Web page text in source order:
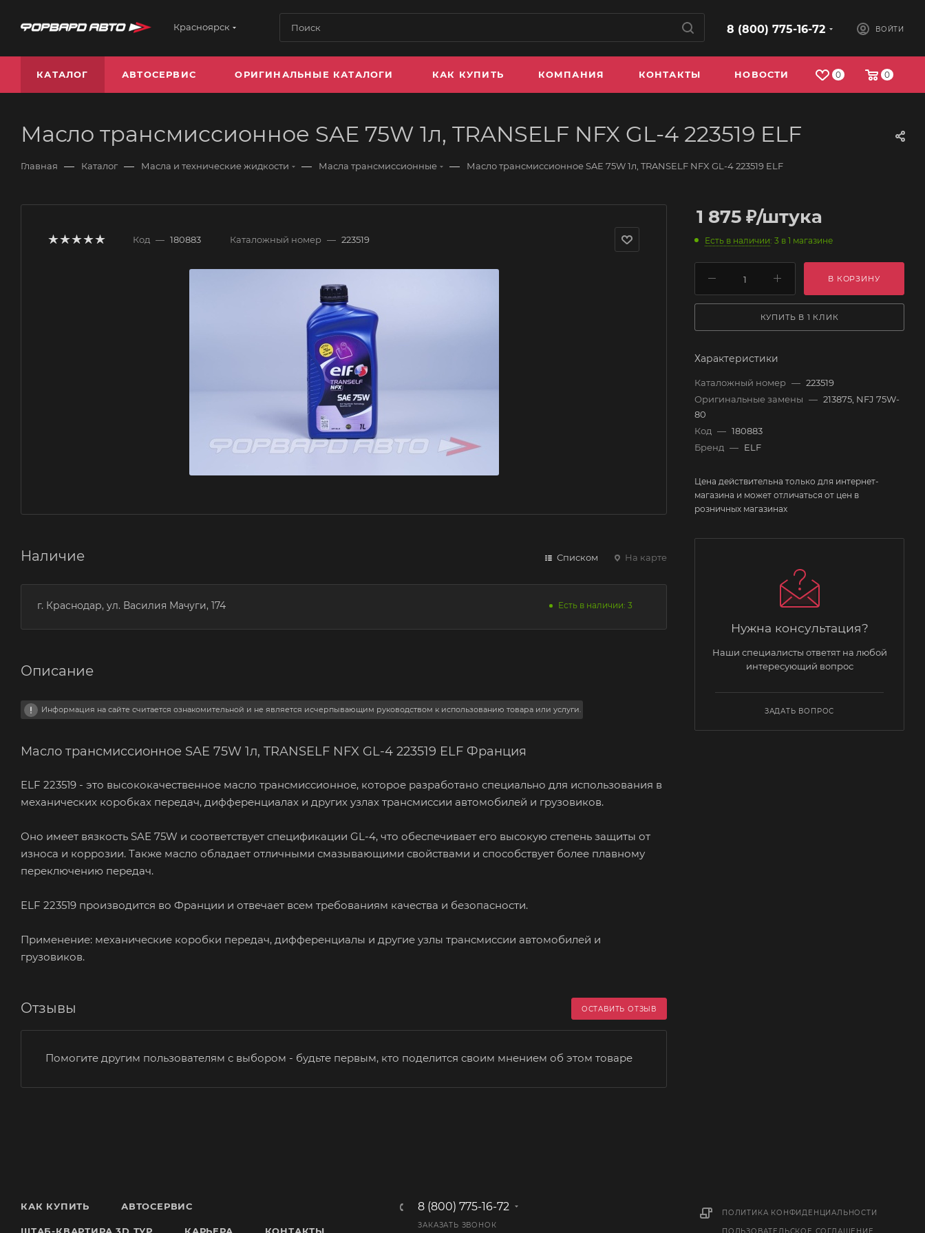
Красноярск 8 (800) 775-16-72 ВОЙТИ
0 0
КАТАЛОГ АВТОСЕРВИС ОРИГИНАЛЬНЫЕ КАТАЛОГИ КАК КУПИТЬ КОМПАНИЯ КОНТАКТЫ НОВОСТИ
Масло трансмиссионное SAE 75W 1л, TRANSELF NFX GL-4 223519 ELF
Главная — Каталог — Масла и технические жидкости — Масла трансмиссионные — Масло трансмиссионное SAE 75W 1л, TRANSELF NFX GL-4 223519 ELF
Код — 180883 Каталожный номер — 223519
Наличие Списком На карте
г. Краснодар, ул. Василия Мачуги, 174 Есть в наличии: 3
Описание
Информация на сайте считается ознакомительной и не является исчерпывающим руководством к использованию товара или услуги.
Масло трансмиссионное SAE 75W 1л, TRANSELF NFX GL-4 223519 ELF Франция
ELF 223519 - это высококачественное масло трансмиссионное, которое разработано специально для использования в
механических коробках передач, дифференциалах и других узлах трансмиссии автомобилей и грузовиков.
Оно имеет вязкость SAE 75W и соответствует спецификации GL-4, что обеспечивает его высокую степень защиты от
износа и коррозии. Также масло обладает отличными смазывающими свойствами и способствует более плавному
переключению передач.
ELF 223519 производится во Франции и отвечает всем требованиям качества и безопасности.
Применение: механические коробки передач, дифференциалы и другие узлы трансмиссии автомобилей и
грузовиков.
Отзывы ОСТАВИТЬ ОТЗЫВ
Помогите другим пользователям с выбором - будьте первым, кто поделится своим мнением об этом товаре
1 875 ₽/штука
Есть в наличии: 3 в 1 магазине
В КОРЗИНУ
КУПИТЬ В 1 КЛИК
Характеристики
Каталожный номер — 223519
Оригинальные замены — 213875, NFJ 75W-
80
Код — 180883
Бренд — ELF
Цена действительна только для интернет-
магазина и может отличаться от цен в
розничных магазинах
Нужна консультация?
Наши специалисты ответят на любой
интересующий вопрос
ЗАДАТЬ ВОПРОС
КАК КУПИТЬ АВТОСЕРВИС 8 (800) 775-16-72
ЗАКАЗАТЬ ЗВОНОК
ПОЛИТИКА КОНФИДЕНЦИАЛЬНОСТИ